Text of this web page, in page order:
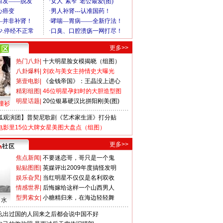
更多>>
衫
热门八卦 十大明星脸女模揭晓（组图）
八卦爆料 刘欢与美女主持情史大曝光
第壹电影
《金钱帝国》：王晶没上进心
精彩组图 46位明星孕妇时的大胆造型图
明星话题 20位银幕硬汉比拼阳刚美(图)
观演团】普契尼歌剧《艺术家生涯》打分贴
影里15位大牌女星美图大盘点（组图）
更多>>
焦点新闻 不要迷恋哥，哥只是一个鬼
贴贴图图 英媒评出2009年度搞怪发明
娱乐旮旯 当红明星不仅仅是名利双收
情感世界 后悔嫁给这样一个山西男人
型男索女 小糖精归来，在海边轻轻舞
出过国的人回来之后都会说中国不好